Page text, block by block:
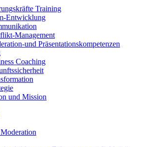
Training
Entwicklung
Management
und Präsentationskompetenzen
Coaching
und Mission